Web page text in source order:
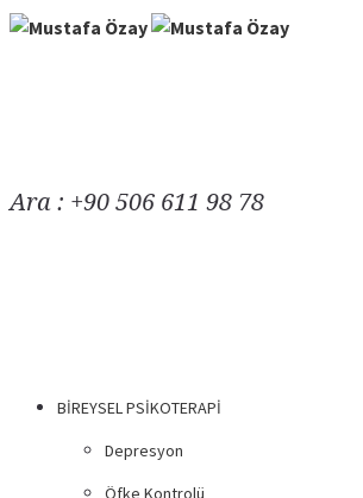
Ara : +90 506 611 98 78
BIREYSEL PSIKOTERAPI
Depresyon
Öfke Kontrolü